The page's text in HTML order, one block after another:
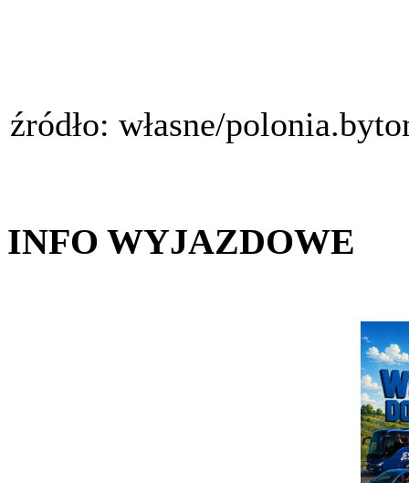
źródło: własne/
INFO WYJAZDOWE